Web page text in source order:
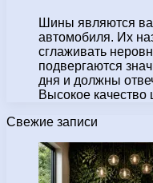
Шины являются
автомобиля. Их
сглаживать
подвергаются
дня и должны
Высокое
Свежие записи